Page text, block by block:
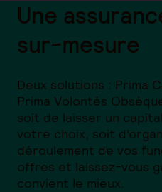
Une
sur-mesure
Deux solutions : Prima
Prima Volontés
soit de laisser un
votre choix, soit
déroulement de vos
offres et laissez-vous
convient le mieux.